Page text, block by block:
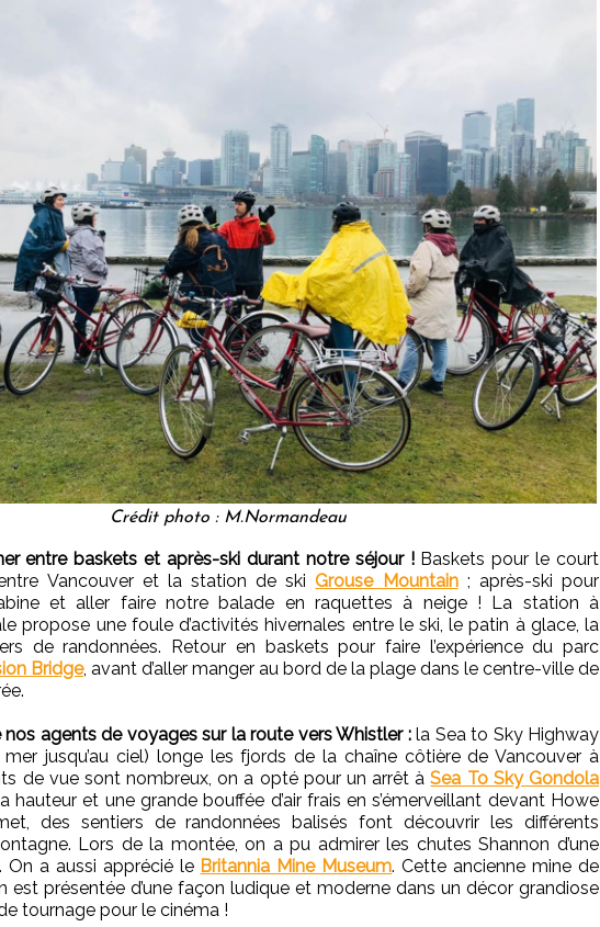
Crédit photo : M.Normandeau
entre baskets et après-ski durant notre séjour !Baskets pour le court
Vancouver et la station de skiGrouse Mountain; après-ski pour
et aller faire notre balade en raquettes à neige ! La station à
propose une foule d’activités hivernales entre le ski, le patin à glace, la
de randonnées. Retour en baskets pour faire l’expérience du parc
Bridge, avant d’aller manger au bord de la plage dans le centre-ville de
agents de voyages sur la route vers Whistler :la Sea to Sky Highway
mer jusqu’au ciel) longe les fjords de la chaîne côtière de Vancouver à
de vue sont nombreux, on a opté pour un arrêt àSea To Sky Gondola
hauteur et une grande bouffée d’air frais en s’émerveillant devant Howe
des sentiers de randonnées balisés font découvrir les différents
Lors de la montée, on a pu admirer les chutes Shannon d’une
On a aussi apprécié le Britannia Mine Museum. Cette ancienne mine de
est présentée d’une façon ludique et moderne dans un décor grandiose
tournage pour le cinéma !